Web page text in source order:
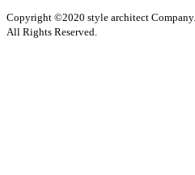
Copyright ©2020 style architect Company.
All Rights Reserved.